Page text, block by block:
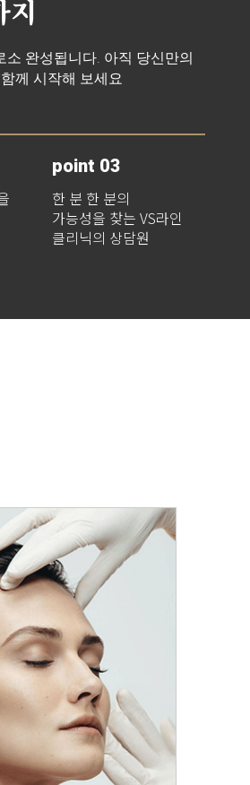
지
완성됩니다. 아직 당신만의
께 시작해 보세요
point 03
한 분 한 분의
가능성을 찾는 VS라인
클리닉의 상담원